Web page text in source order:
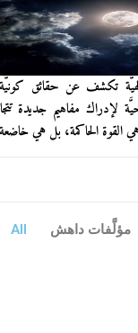
إلهيَّة تكشف عن حقائق
لإدراك مفاهيم جديدة
القوة الحاكمة، بل هي خاضعة
All مؤلَّفات داهش